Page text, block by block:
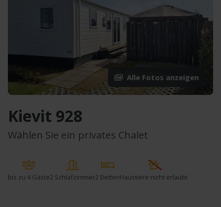
Alle Fotos anzeigen
Kievit 928
Wählen Sie ein privates Chalet
bis zu 4 Gäste2 Schlafzimmer2 BettenHaustiere nicht erlaubt